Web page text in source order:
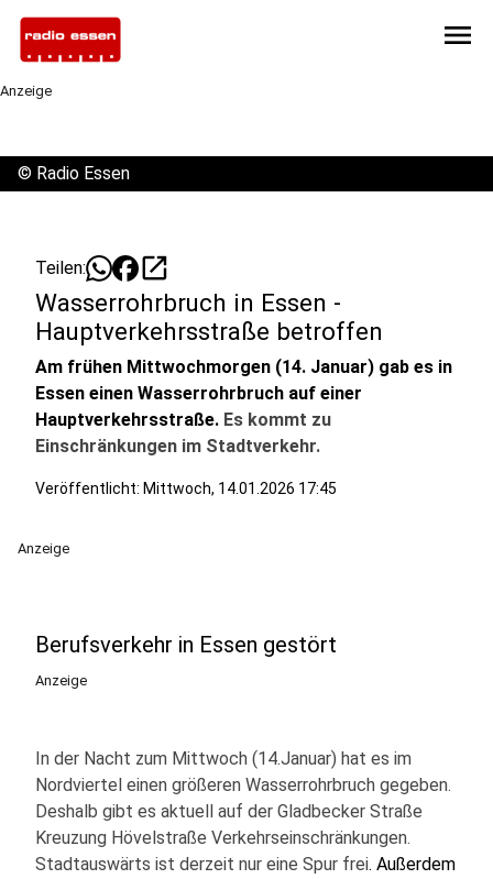
menu
Anzeige
© Radio Essen
Teilen: open_in_new
Wasserrohrbruch in Essen -
Hauptverkehrsstraße betroffen
Am frühen Mittwochmorgen (14. Januar) gab es in
Essen einen Wasserrohrbruch auf einer
Hauptverkehrsstraße. Es kommt zu
Einschränkungen im Stadtverkehr.
Veröffentlicht: Mittwoch, 14.01.2026 17:45
Anzeige
Berufsverkehr in Essen gestört
Anzeige
In der Nacht zum Mittwoch (14.Januar) hat es im
Nordviertel einen größeren Wasserrohrbruch gegeben.
Deshalb gibt es aktuell auf der Gladbecker Straße
Kreuzung Hövelstraße Verkehrseinschränkungen.
Stadtauswärts ist derzeit nur eine Spur frei. Außerdem